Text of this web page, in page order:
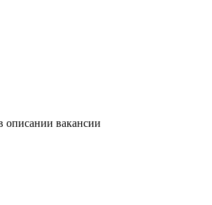
описании вакансии